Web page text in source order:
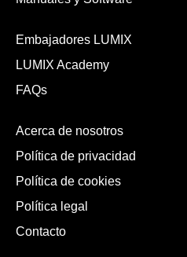
Embajadores LUMIX
LUMIX Academy
FAQs
Acerca de nosotros
Política de privacidad
Política de cookies
Política legal
Contacto